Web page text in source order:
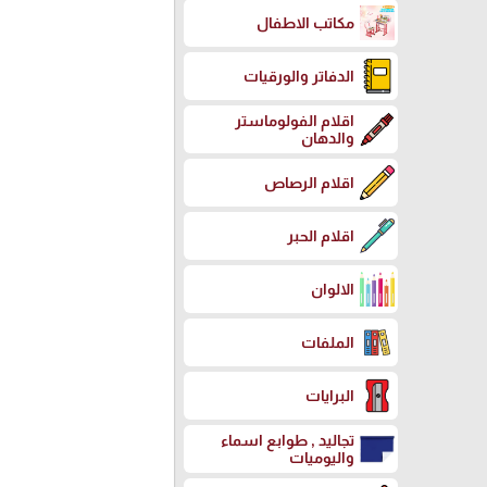
مكاتب الاطفال
الدفاتر والورقيات
اقلام الفولوماستر
والدهان
اقلام الرصاص
اقلام الحبر
الالوان
الملفات
البرايات
تجاليد , طوابع اسماء
واليوميات